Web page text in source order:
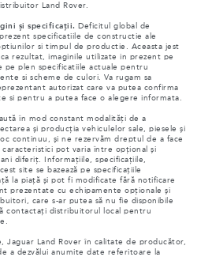
Land Rover.
și specificații. Deficitul global de
specificatiile de constructie ale
si timpul de productie. Aceasta jest
rezultat, imaginile utilizate in prezent pe
pe plen specificatiile actuale pentru
si scheme de culori. Va rugam sa
autorizat care va putea confirma
si pentru a putea face o alegere informata.
în mod constant modalități de a
și producția vehiculelor sale, piesele și
continuu, și ne rezervăm dreptul de a face
caracteristici pot varia între opțional și
diferiț. Informațiile, specificațiile,
site se bazează pe specificațiile
la piață și pot fi modificate fără notificare
prezentate cu echipamente opționale și
care s-ar putea să nu fie disponibile
contactați distribuitorul local pentru
Jaguar Land Rover în calitate de producător,
a dezvălui anumite date referitoare la